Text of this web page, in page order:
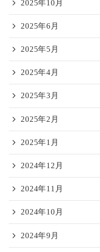
2025年10月
2025年6月
2025年5月
2025年4月
2025年3月
2025年2月
2025年1月
2024年12月
2024年11月
2024年10月
2024年9月